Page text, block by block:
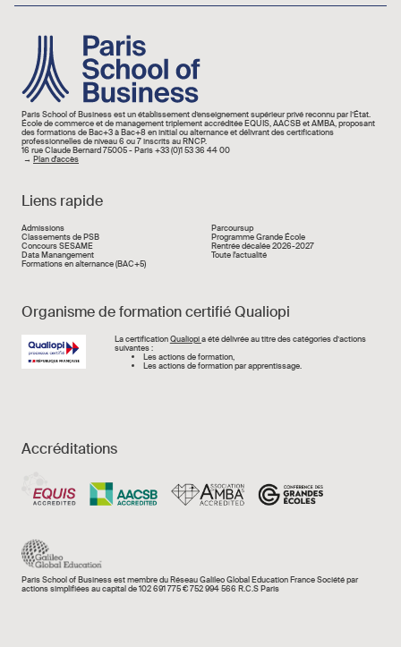
Image
Paris School of Business est un établissement d’enseignement supérieur privé reconnu par l’État.
École de commerce et de management triplement accréditée EQUIS, AACSB et AMBA, proposant
des formations de Bac+3 à Bac+8 en initial ou alternance et délivrant des certifications
professionnelles de niveau 6 ou 7 inscrits au RNCP.
16 rue Claude Bernard 75005 - Paris +33 (0)1 53 36 44 00
→ Plan d'accès
Liens rapide
Liens rapide
Admissions
Classements de PSB
Concours SESAME
Data Manangement
Formations en alternance (BAC+5)
Parcoursup
Programme Grande École
Rentrée décalée 2026-2027
Toute l'actualité
Organisme de formation certifié Qualiopi
Image La certificationQualiopia été délivrée au titre des catégories d’actions
suivantes :
Les actions de formation,
Les actions de formation par apprentissage.
Accréditations
Paris School of Business est membre du Réseau Galileo Global Education France Société par
actions simplifiées au capital de 102 691 775 € 752 994 566 R.C.S Paris